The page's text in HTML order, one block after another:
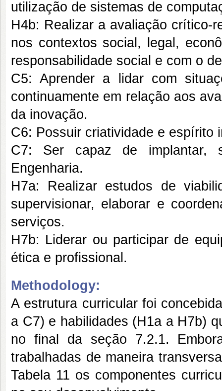
utilização de sistemas de
H4b: Realizar a avaliação crítico-
nos contextos social, legal,
responsabilidade social e com o
C5: Aprender a lidar com
continuamente em relação aos
da inovação.
C6: Possuir criatividade e espírito
C7: Ser capaz de implantar,
Engenharia.
H7a: Realizar estudos de
supervisionar, elaborar e
serviços.
H7b: Liderar ou participar de
ética e profissional.
Methodology:
A estrutura curricular foi
a C7) e habilidades (H1a a H7b)
no final da seção 7.2.1.
trabalhadas de maneira
Tabela 11 os componentes